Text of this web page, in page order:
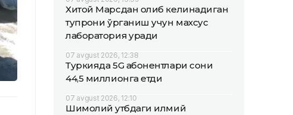
Хитой Марсдан олиб келинадиган
тупроқни ўрганиш учун махсус
лаборатория қуради
07 avgust 2026, 12:38
Туркияда 5G абонентлари сони
44,5 миллионга етди
07 avgust 2026, 12:10
Шимолий қутбдаги илмий